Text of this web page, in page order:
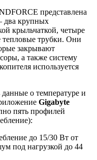
представлена
два крупных
крыльчаткой, четыре
тепловые трубки. Они
закрывают
а также систему
используется
о температуре и
Gigabyte
пять профилей
до 15/30 Вт от
под нагрузкой до 44